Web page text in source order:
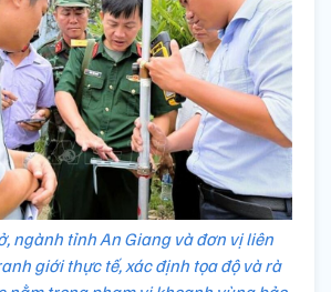
ngành tỉnh An Giang và đơn vị liên
giới thực tế, xác định tọa độ và rà